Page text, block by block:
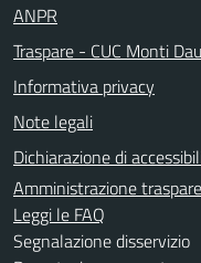
ANPR
Traspare - CUC Monti
Informativa privacy
Note legali
Dichiarazione di
Amministrazione
Leggi le FAQ
Segnalazione disservizio